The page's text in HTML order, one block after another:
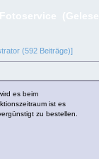
(592 Beiträge)]
es beim
ist es
zu bestellen.